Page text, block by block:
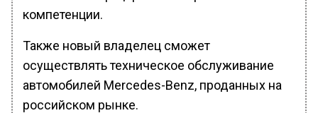
компетенции.
Также новый владелец сможет
осуществлять техническое обслуживание
автомобилей Mercedes-Benz, проданных на
российском рынке.